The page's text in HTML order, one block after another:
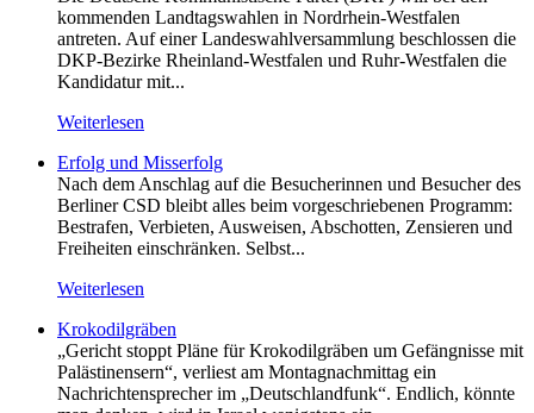
kommenden Landtagswahlen in Nordrhein-Westfalen
antreten. Auf einer Landeswahlversammlung beschlossen die
DKP-Bezirke Rheinland-Westfalen und Ruhr-Westfalen die
Kandidatur mit...
Weiterlesen
Erfolg und Misserfolg
Nach dem Anschlag auf die Besucherinnen und Besucher des
Berliner CSD bleibt alles beim vorgeschriebenen Programm:
Bestrafen, Verbieten, Ausweisen, Abschotten, Zensieren und
Freiheiten einschränken. Selbst...
Weiterlesen
Krokodilgräben
„Gericht stoppt Pläne für Krokodilgräben um Gefängnisse mit
Palästinensern“, verliest am Montagnachmittag ein
Nachrichtensprecher im „Deutschlandfunk“. Endlich, könnte